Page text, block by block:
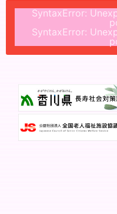
SyntaxError:
SyntaxError: